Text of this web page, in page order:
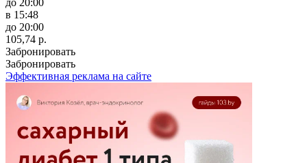
в 15:48
до 20:00
105,74 р.
Забронировать
Забронировать
Эффективная реклама на сайте